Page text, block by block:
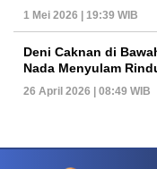
1 Mei 2026 | 19:39 WIB
Deni Caknan di
Nada Menyulam
26 April 2026 | 08:49 WIB
PETIR800 LOGIN PETIR800